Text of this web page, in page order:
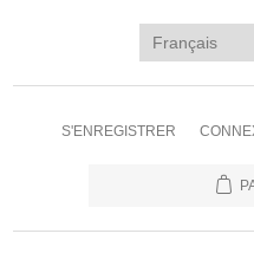
S'ENREGISTRER